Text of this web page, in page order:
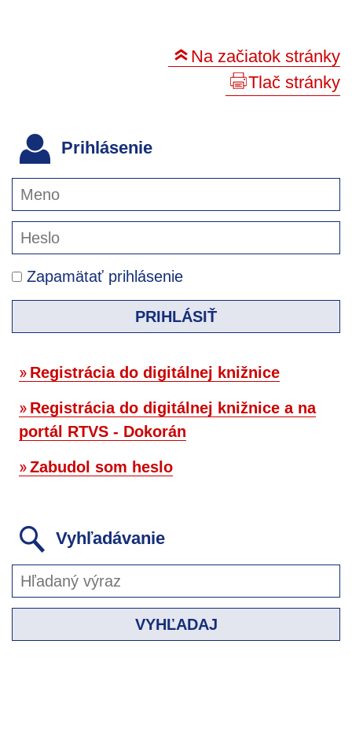
Na začiatok stránky
Tlač stránky
Prihlásenie
Zapamätať prihlásenie
PRIHLÁSIŤ
Registrácia do digitálnej knižnice
Registrácia do digitálnej knižnice a na
portál RTVS - Dokorán
Zabudol som heslo
Vyhľadávanie
VYHĽADAJ